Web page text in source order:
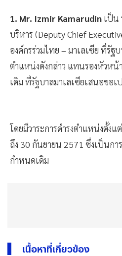
1. Mr. Izmir Kamarudin เป็น
บริหาร (Deputy Chief
องค์กรร่วมไทย – มาเลเซีย ที่รัฐ
ตำแหน่งดังกล่าว แทนรองหัวหน้
เดิม ที่รัฐบาลมาเลเซียเสนอขอ
โดยมีวาระการดำรงตำแหน่งตั้ง
ถึง 30 กันยายน 2571 ซึ่งเป็นกา
กำหนดเดิม
เนื้อหาที่เกี่ยวข้อง